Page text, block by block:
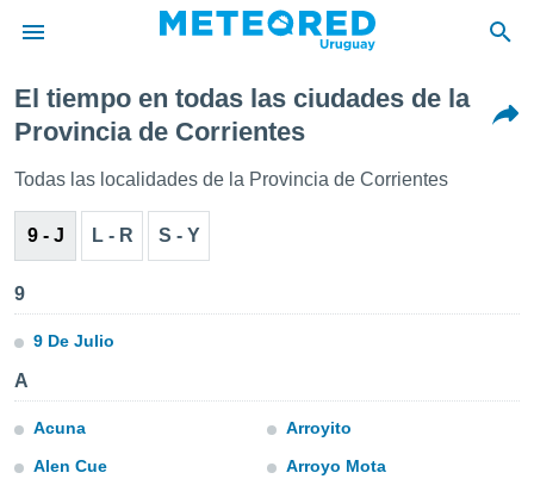
de
ha
por
para
la
calidad.
las
y
forma
El tiempo en todas las ciudades de la
Provincia de Corrientes
Todas las localidades de la Provincia de Corrientes
9 - J L - R S - Y
9
9 De Julio
A
Acuna
Alen Cue
Arroyito
Arroyo Mota